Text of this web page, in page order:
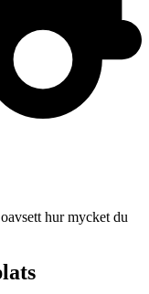
hur mycket du